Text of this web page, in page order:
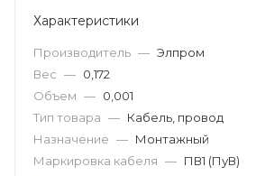
Характеристики
Производитель — Элпром
Вес — 0,172
Объем — 0,001
Тип товара — Кабель, провод
Назначение — Монтажный
Маркировка кабеля — ПВ1 (ПуВ)